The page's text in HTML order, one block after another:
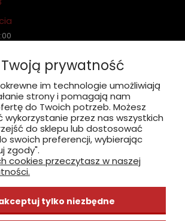
karta, BLIK
zobacz, jak dojechać
INFORMACJE
ZAKUPY
prywatność
im technologie umożliwiają
strony i pomagają nam
do Twoich potrzeb. Możesz
przez nas wszystkich
do sklepu lub dostosować
swoich preferencji, wybierając
zgody".
cookies przeczytasz w naszej
tylko niezbędne